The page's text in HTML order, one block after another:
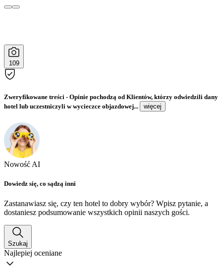
109
Zweryfikowane treści - Opinie pochodzą od Klientów, którzy odwiedzili dany
hotel lub uczestniczyli w wycieczce objazdowej...
więcej
Nowość AI
Dowiedz się, co sądzą inni
Zastanawiasz się, czy ten hotel to dobry wybór? Wpisz pytanie, a
dostaniesz podsumowanie wszystkich opinii naszych gości.
Szukaj
Najlepiej oceniane